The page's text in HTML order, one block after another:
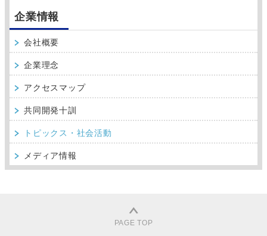
企業情報
会社概要
企業理念
アクセスマップ
共同開発十訓
トピックス・社会活動
メディア情報
PAGE TOP